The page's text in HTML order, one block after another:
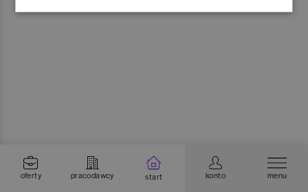
oferty pracodawcy start konto menu